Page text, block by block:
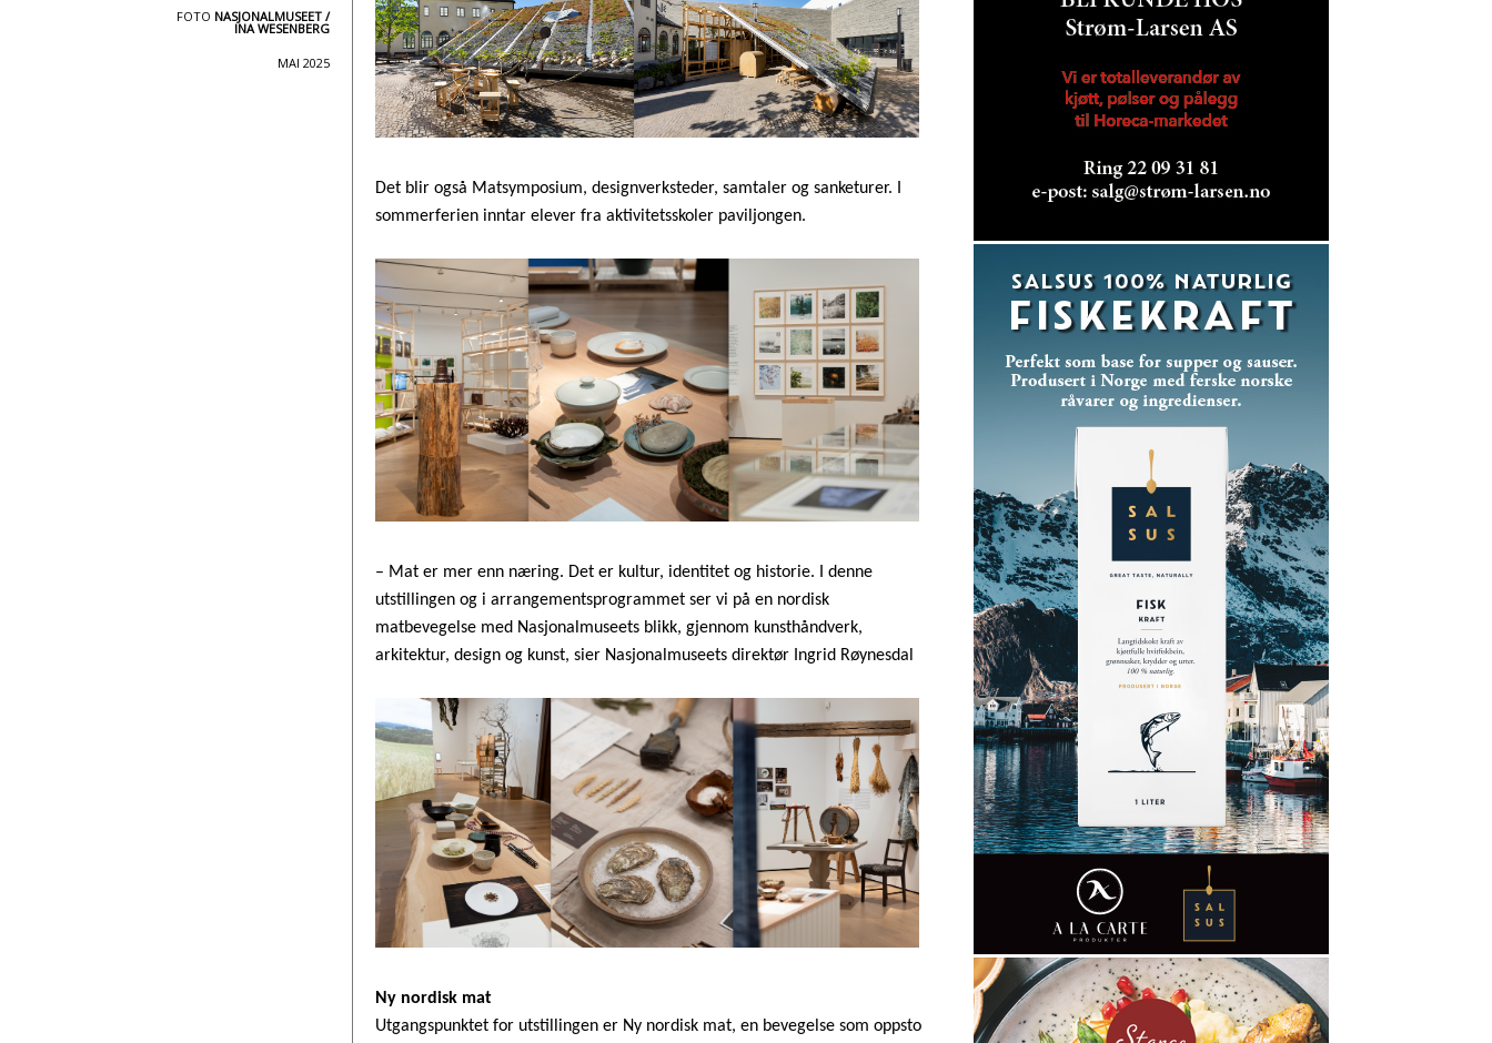
FOTO NASJONALMUSEET /
INA WESENBERG
MAI 2025
Det blir også Matsymposium, designverksteder, samtaler og sanketurer. I
sommerferien inntar elever fra aktivitetsskoler paviljongen.
– Mat er mer enn næring. Det er kultur, identitet og historie. I denne
utstillingen og i arrangementsprogrammet ser vi på en nordisk
matbevegelse med Nasjonalmuseets blikk, gjennom kunsthåndverk,
arkitektur, design og kunst, sier Nasjonalmuseets direktør Ingrid Røynesdal
Ny nordisk mat
Utgangspunktet for utstillingen er Ny nordisk mat, en bevegelse som oppsto